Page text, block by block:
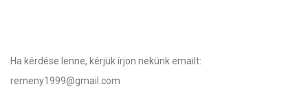
Ha kérdése lenne, kérjük írjon nekünk emailt:
remeny1999@gmail.com